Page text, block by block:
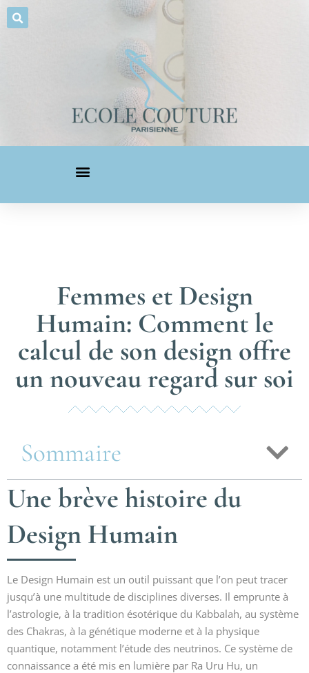
Femmes et Design
Humain: Comment le
calcul de son design offre
un nouveau regard sur soi
Sommaire
Une brève histoire du
Design Humain
Le Design Humain est un outil puissant que l’on peut tracer
jusqu’à une multitude de disciplines diverses. Il emprunte à
l’astrologie, à la tradition ésotérique du Kabbalah, au système
des Chakras, à la génétique moderne et à la physique
quantique, notamment l’étude des neutrinos. Ce système de
connaissance a été mis en lumière par Ra Uru Hu, un